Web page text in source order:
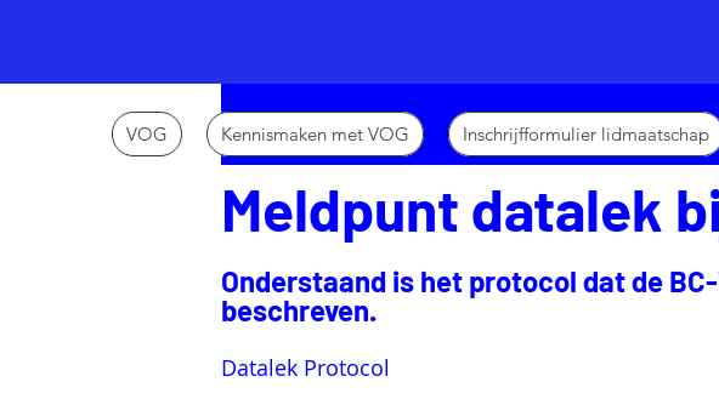
VOG Kennismaken met VOG Inschrijfformulier lidmaatschap
Meldpunt datalek
Onderstaand is het protocol dat de
beschreven.
Datalek Protocol